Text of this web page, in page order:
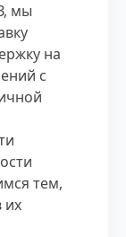
мы
на
с
тем,
их